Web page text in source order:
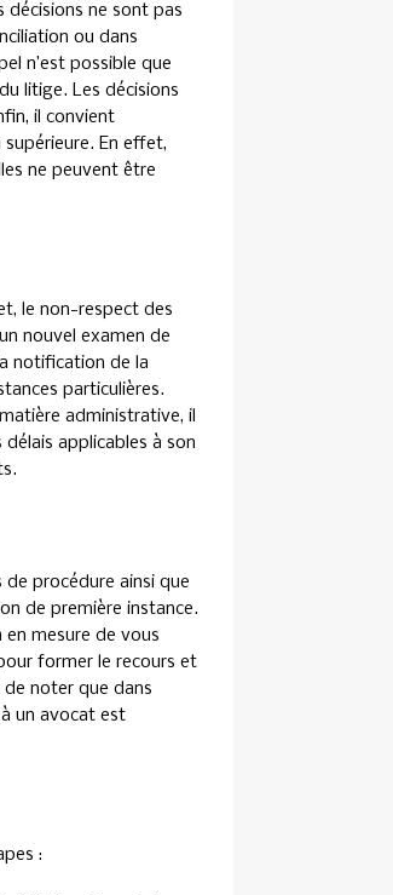
décisions ne sont pas
ou dans
n’est possible que
litige. Les décisions
il convient
En effet,
ne peuvent être
le non-respect des
nouvel examen de
notification de la
particulières.
administrative, il
applicables à son
procédure ainsi que
de première instance.
mesure de vous
former le recours et
noter que dans
un avocat est
: